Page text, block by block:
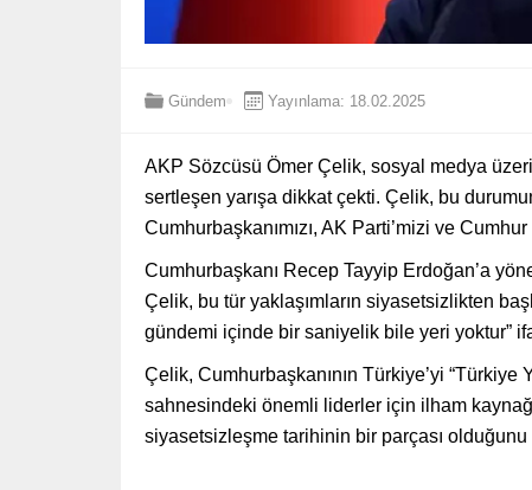
Gündem Yayınlama: 18.02.2025
AKP Sözcüsü Ömer Çelik, sosyal medya
sertleşen yarışa dikkat çekti. Çelik, bu
Cumhurbaşkanımızı, AK Parti’mizi ve
Cumhurbaşkanı Recep Tayyip Erdoğan’a
Çelik, bu tür yaklaşımların siyasetsizlikten
gündemi içinde bir saniyelik bile yeri yoktur”
Çelik, Cumhurbaşkanının Türkiye’yi “Türkiye
sahnesindeki önemli liderler için ilham
siyasetsizleşme tarihinin bir parçası olduğunu